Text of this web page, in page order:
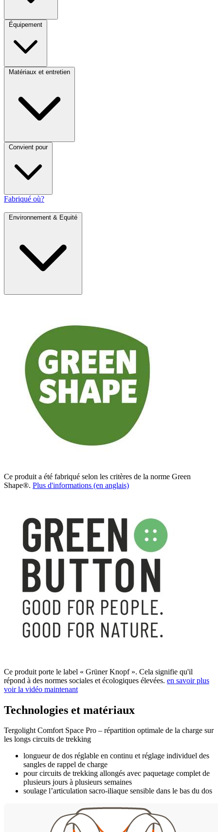
Équipement
Matériaux et entretien
Convient pour
Fabriqué où?
Environnement & Equité
Ce produit a été fabriqué selon les critères de la norme Green
Shape®. Plus d'informations (en anglais)
Ce produit porte le label « Grüner Knopf ». Cela signifie qu'il
répond à des normes sociales et écologiques élevées. en savoir plus
voir la vidéo maintenant
Technologies et matériaux
Tergolight Comfort Space Pro – répartition optimale de la charge sur
les longs circuits de trekking
longueur de dos réglable en continu et réglage individuel des
sangles de rappel de charge
pour circuits de trekking allongés avec paquetage complet de
plusieurs jours à plusieurs semaines
soulage l’articulation sacro-iliaque sensible dans le bas du dos